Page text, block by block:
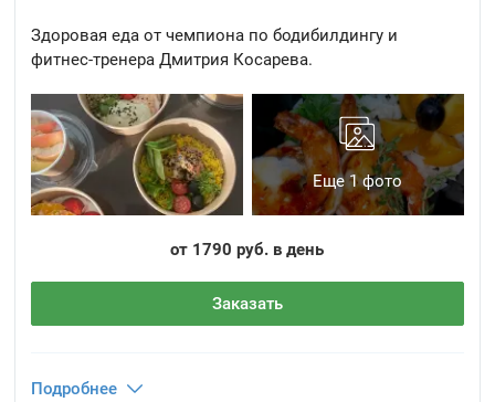
Здоровая еда от чемпиона по бодибилдингу и
фитнес-тренера Дмитрия Косарева.
Еще 1 фото
от 1790 руб. в день
Заказать
Подробнее